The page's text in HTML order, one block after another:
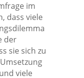
im
dass viele
der
sie sich zu
viele